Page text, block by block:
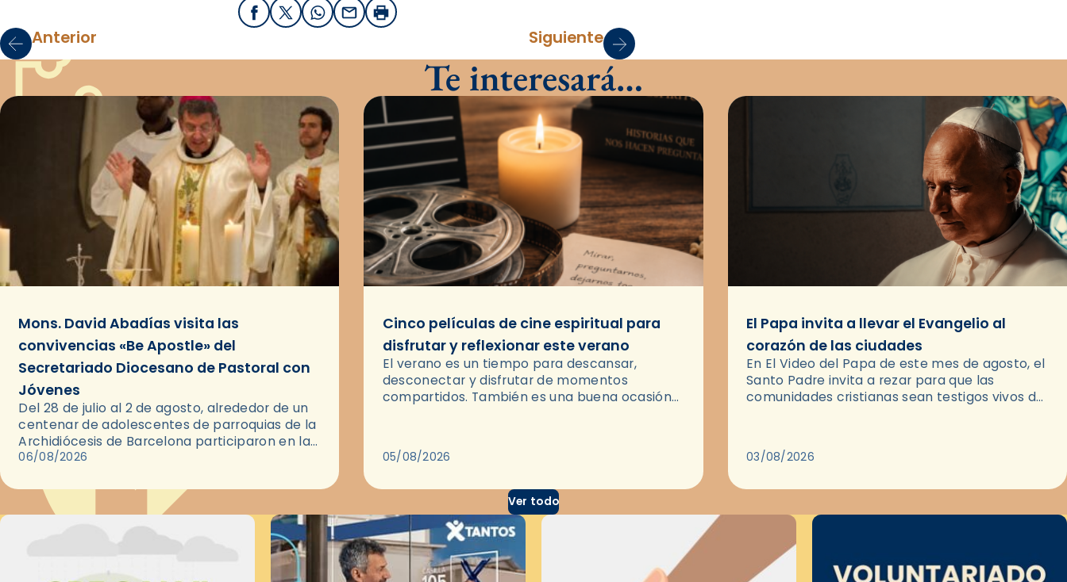
FacebookX / Twitter
WhatsApp
EmailImprimir
Anterior Siguiente
Te interesará…
Mons. David Abadías visita las
convivencias «Be Apostle» del
Secretariado Diocesano de Pastoral con
Jóvenes
Del 28 de julio al 2 de agosto, alrededor de un
centenar de adolescentes de parroquias de la
Archidiócesis de Barcelona participaron en las
convivencias Be Apostle, organizadas por el
06/08/2026
Cinco películas de cine espiritual para
disfrutar y reflexionar este verano
El verano es un tiempo para descansar,
desconectar y disfrutar de momentos
compartidos. También es una buena ocasión
05/08/2026
El Papa invita a llevar el Evangelio al
corazón de las ciudades
En El Video del Papa de este mes de agosto, el
Santo Padre invita a rezar para que las
comunidades cristianas sean testigos vivos del
03/08/2026
Ver todo